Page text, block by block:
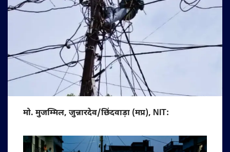
मो. मुजम्मिल, जुन्नारदेव/छिंदवाड़ा (मप्र), NIT: